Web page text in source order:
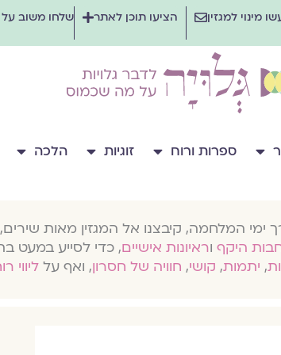
מינוי למגזין הציעו תוכן לאתר שלחו משוב
ספרות ורוח זוגיות הלכה
ימי המלחמה, קיבצנו אל המגזין מאות
היקף וראיונות אישיים, כדי לסייע במעט
, יתמות, קושי, חוויה של חסרון, ואף על ליווי